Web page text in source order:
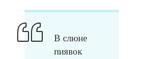
В слюне
пиявок